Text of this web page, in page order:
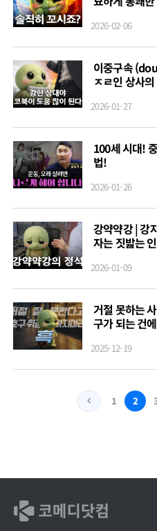
2026-02-06
이중구속
ㅈㄹ인 상사
2026-01-27
100세 시대!
법!
2026-01-26
강약약강 | 강
자는 짓밟는
2026-01-09
거절 못하는
구가 되는 건
2025-12-19
1 2